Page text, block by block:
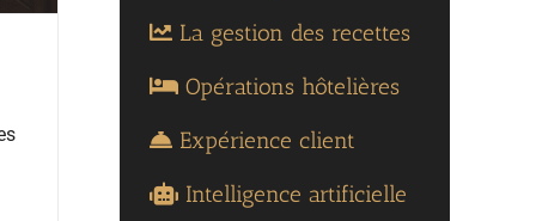
La gestion des recettes
Opérations hôtelières
Expérience client
Intelligence artificielle